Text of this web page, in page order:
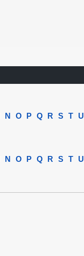
N O P Q R S T U
N O P Q R S T U